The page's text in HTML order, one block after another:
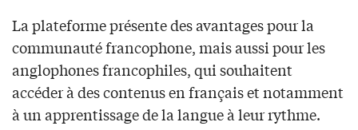
La plateforme présente des avantages pour la
communauté francophone, mais aussi pour les
anglophones francophiles, qui souhaitent
accéder à des contenus en français et notamment
à un apprentissage de la langue à leur rythme.